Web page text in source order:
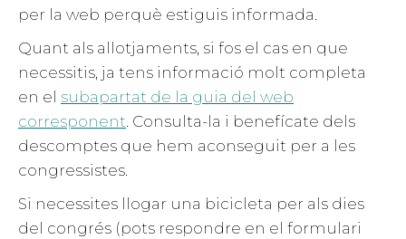
per la web perquè estiguis informada.
Quant als allotjaments, si fos el cas en que
necessitis, ja tens informació molt completa
en el subapartat de la guia del web
corresponent. Consulta-la i benefícate dels
descomptes que hem aconseguit per a les
congressistes.
Si necessites llogar una bicicleta per als dies
del congrés (pots respondre en el formulari